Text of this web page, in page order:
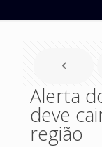
Alerta
deve
região